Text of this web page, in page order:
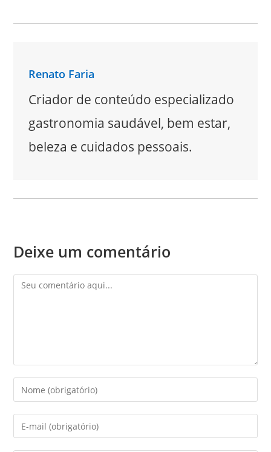
Renato Faria
Criador de conteúdo especializado
gastronomia saudável, bem estar,
beleza e cuidados pessoais.
Deixe um comentário
Comentário
Digite
seu
nome
ou
nome
Digite
seu